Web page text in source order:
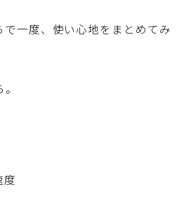
で一度、使い心地をまとめてみ
度